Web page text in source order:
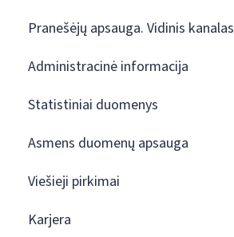
Pranešėjų apsauga. Vidinis kanalas
Administracinė informacija
Statistiniai duomenys
Asmens duomenų apsauga
Viešieji pirkimai
Karjera